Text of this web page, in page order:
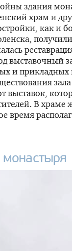
здания
храм и
как и
выставочный
и прикладных
выставок,
В храме
время